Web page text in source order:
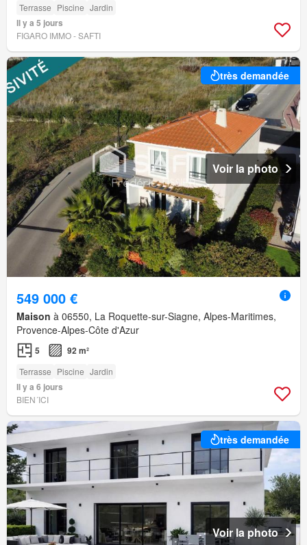
Terrasse Piscine Jardin
Il y a 5 jours
FIGARO IMMO - SAFTI
très demandée
Voir la photo
549 000 €
Maison à 06550, La Roquette-sur-Siagne, Alpes-Maritimes,
Provence-Alpes-Côte d'Azur
5 92 m²
Terrasse Piscine Jardin
Il y a 6 jours
BIEN´ICI
très demandée
Voir la photo